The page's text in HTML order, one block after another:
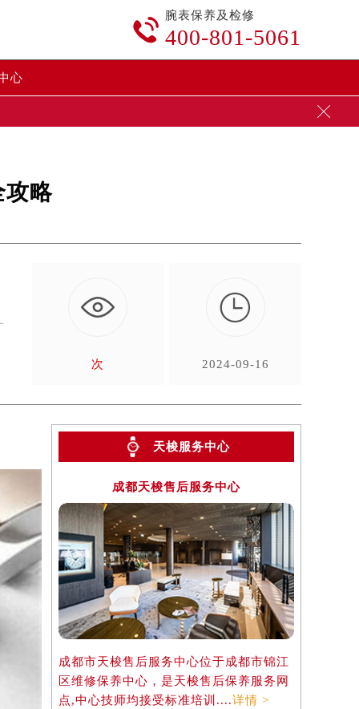

腕表保养及检修
400-801-5061
心

攻略
次

2024-09-16
天梭服务中心
成都天梭售后服务中心
成都市天梭售后服务中心位于成都市锦江
区维修保养中心，是天梭售后保养服务网
点,中心技师均接受标准培训....详情 >